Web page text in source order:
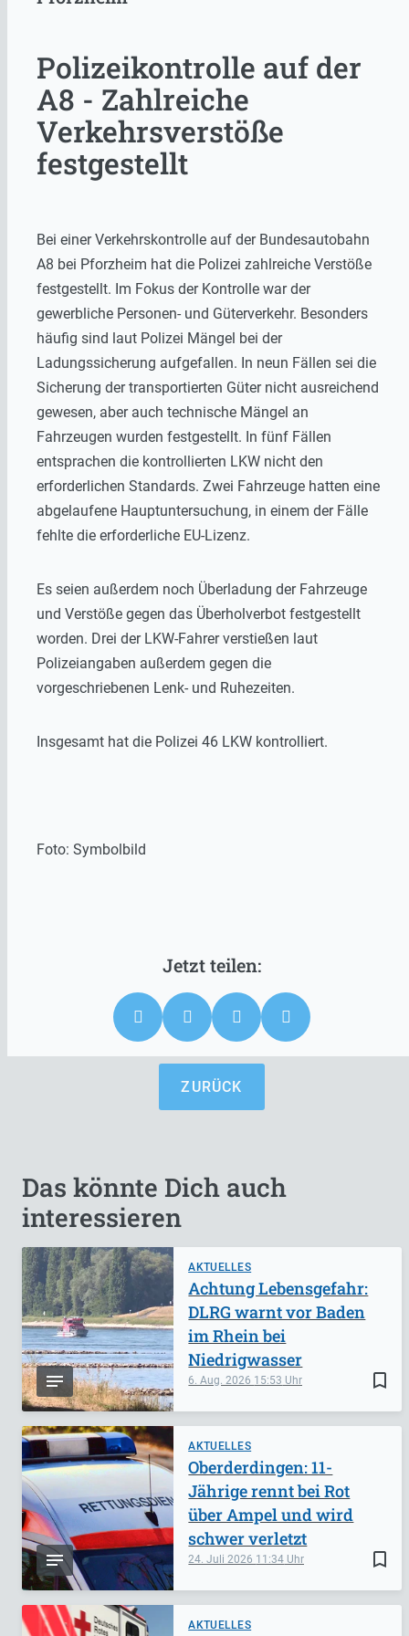
Polizeikontrolle auf der
A8 - Zahlreiche
Verkehrsverstöße
festgestellt
Bei einer Verkehrskontrolle auf der Bundesautobahn
A8 bei Pforzheim hat die Polizei zahlreiche Verstöße
festgestellt. Im Fokus der Kontrolle war der
gewerbliche Personen- und Güterverkehr. Besonders
häufig sind laut Polizei Mängel bei der
Ladungssicherung aufgefallen. In neun Fällen sei die
Sicherung der transportierten Güter nicht ausreichend
gewesen, aber auch technische Mängel an
Fahrzeugen wurden festgestellt. In fünf Fällen
entsprachen die kontrollierten LKW nicht den
erforderlichen Standards. Zwei Fahrzeuge hatten eine
abgelaufene Hauptuntersuchung, in einem der Fälle
fehlte die erforderliche EU-Lizenz.
Es seien außerdem noch Überladung der Fahrzeuge
und Verstöße gegen das Überholverbot festgestellt
worden. Drei der LKW-Fahrer verstießen laut
Polizeiangaben außerdem gegen die
vorgeschriebenen Lenk- und Ruhezeiten.
Insgesamt hat die Polizei 46 LKW kontrolliert.
Foto: Symbolbild
ZURÜCK
Das könnte Dich auch
interessieren
AKTUELLES
bookmark_border
6. Aug. 2026 15:53
Achtung Lebensgefahr:
DLRG warnt vor Baden
im Rhein bei
Niedrigwasser
AKTUELLES
bookmark_border
24. Juli 2026 11:34
Oberderdingen: 11-
Jährige rennt bei Rot
über Ampel und wird
schwer verletzt
AKTUELLES